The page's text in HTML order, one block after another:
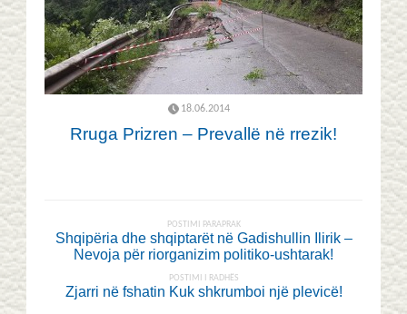
18.06.2014
Rruga Prizren – Prevallë në rrezik!
POSTIMI PARAPRAK
Shqipëria dhe shqiptarët në Gadishullin Ilirik –
Nevoja për riorganizim politiko-ushtarak!
POSTIMI I RADHËS
Zjarri në fshatin Kuk shkrumboi një plevicë!